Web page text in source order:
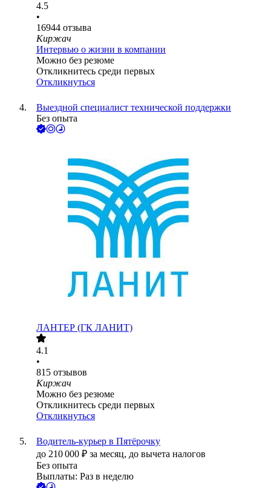
4.5
•
16944 отзыва
Киржач
Интервью о жизни в компании
Можно без резюме
Откликнитесь среди первых
Откликнуться
Выездной специалист технической поддержки
Без опыта
ЛАНТЕР (ГК ЛАНИТ)
4.1
•
815 отзывов
Киржач
Можно без резюме
Откликнитесь среди первых
Откликнуться
Водитель-курьер в Пятёрочку
до 210 000 ₽ за месяц, до вычета налогов
Без опыта
Выплаты: Раз в неделю